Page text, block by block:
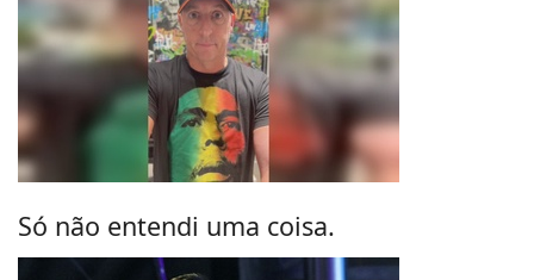
Só não entendi uma coisa.